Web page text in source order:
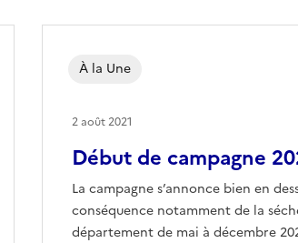
Début de campagne
La campagne s’annonce bien en
conséquence notamment de la
département de mai à décembre
À la Une
2 août 2021